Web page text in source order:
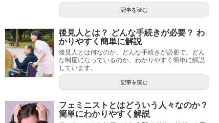
記事を読む
後見人とは？ どんな手続きが必要？ わ
かりやすく簡単に解説
後見人とは何なのか、どんな手続きが必要で、どん
な制度になっているのか、わかりやすく簡単に解説
しています。
記事を読む
フェミニストとはどういう人々なのか？
簡単にわかりやすく解説